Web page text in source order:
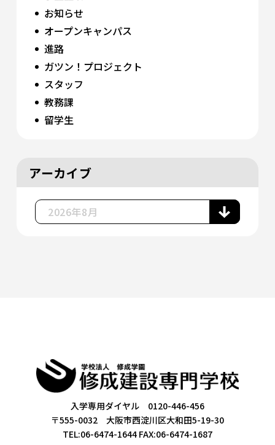
お知らせ
オープンキャンパス
進路
ガツン！プロジェクト
スタッフ
教務課
留学生
アーカイブ
入学専用ダイヤル 0120-446-456
〒555-0032 大阪市西淀川区大和田5-19-30
TEL:06-6474-1644FAX:06-6474-1687